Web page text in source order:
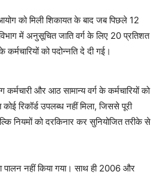
को मिली शिकायत के बाद जब पिछले 12
में अनुसूचित जाति वर्ग के लिए 20 प्रतिशत
को पदोन्नति दे दी गई।
और आठ सामान्य वर्ग के कर्मचारियों को
रिकॉर्ड उपलब्ध नहीं मिला, जिससे पूरी
नियमों को दरकिनार कर सुनियोजित तरीके से
पालन नहीं किया गया। साथ ही 2006 और